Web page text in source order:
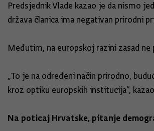
Predsjednik Vlade kazao je da nismo
država članica ima negativan prirodni
Međutim, na europskoj razini zasad
„To je na određeni način prirodno,
kroz optiku europskih institucija“,
Na poticaj Hrvatske, pitanje